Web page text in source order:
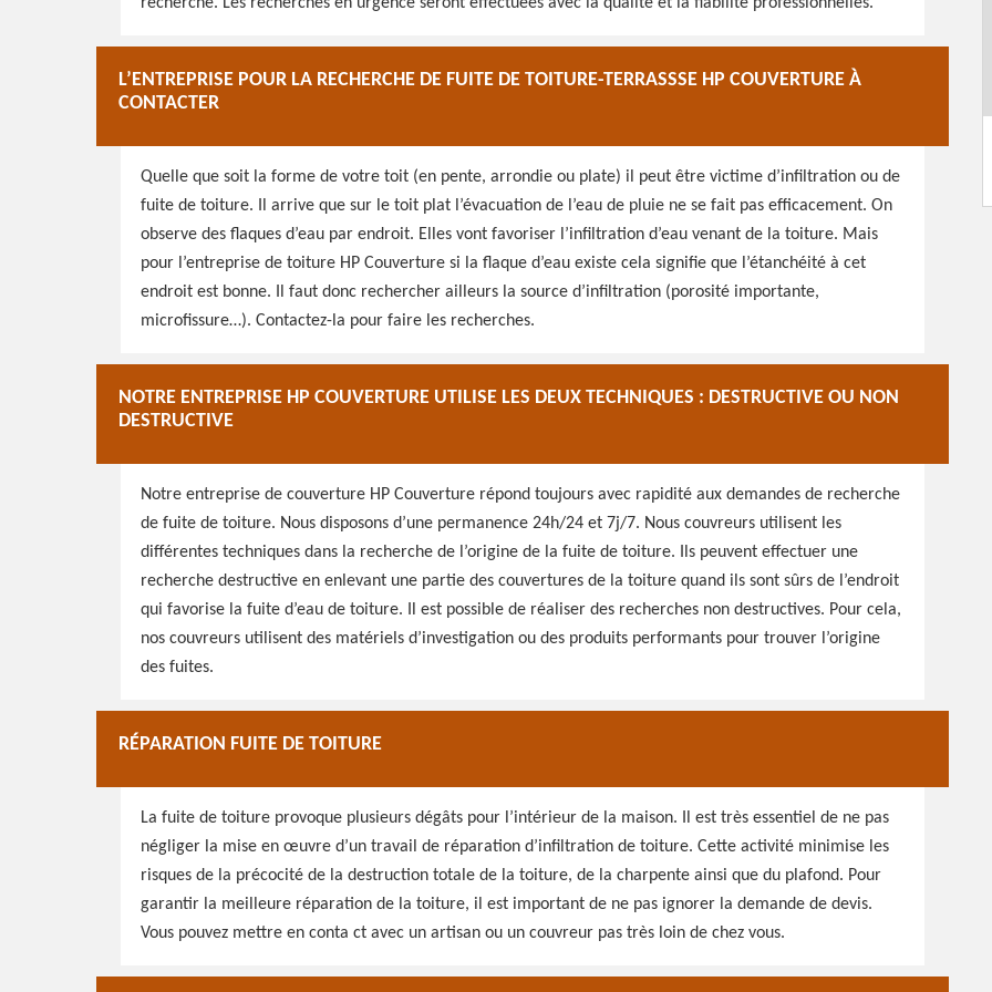
L’ENTREPRISE POUR LA RECHERCHE DE FUITE DE TOITURE-TERRASSSE HP COUVERTURE À
CONTACTER
Quelle que soit la forme de votre toit (en pente, arrondie ou plate) il peut être victime d’infiltration ou de
fuite de toiture. Il arrive que sur le toit plat l’évacuation de l’eau de pluie ne se fait pas efficacement. On
observe des flaques d’eau par endroit. Elles vont favoriser l’infiltration d’eau venant de la toiture. Mais
pour l’entreprise de toiture HP Couverture si la flaque d’eau existe cela signifie que l’étanchéité à cet
endroit est bonne. Il faut donc rechercher ailleurs la source d’infiltration (porosité importante,
microfissure…). Contactez-la pour faire les recherches.
NOTRE ENTREPRISE HP COUVERTURE UTILISE LES DEUX TECHNIQUES : DESTRUCTIVE OU NON
DESTRUCTIVE
Notre entreprise de couverture HP Couverture répond toujours avec rapidité aux demandes de recherche
de fuite de toiture. Nous disposons d’une permanence 24h/24 et 7j/7. Nous couvreurs utilisent les
différentes techniques dans la recherche de l’origine de la fuite de toiture. Ils peuvent effectuer une
recherche destructive en enlevant une partie des couvertures de la toiture quand ils sont sûrs de l’endroit
qui favorise la fuite d’eau de toiture. Il est possible de réaliser des recherches non destructives. Pour cela,
nos couvreurs utilisent des matériels d’investigation ou des produits performants pour trouver l’origine
des fuites.
RÉPARATION FUITE DE TOITURE
La fuite de toiture provoque plusieurs dégâts pour l’intérieur de la maison. Il est très essentiel de ne pas
négliger la mise en œuvre d’un travail de réparation d’infiltration de toiture. Cette activité minimise les
risques de la précocité de la destruction totale de la toiture, de la charpente ainsi que du plafond. Pour
garantir la meilleure réparation de la toiture, il est important de ne pas ignorer la demande de devis.
Vous pouvez mettre en conta ct avec un artisan ou un couvreur pas très loin de chez vous.